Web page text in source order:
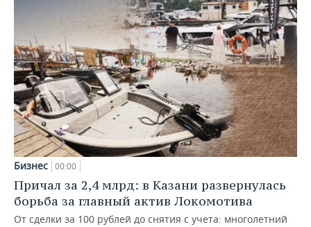
Бизнес 00:00
Причал за 2,4 млрд: в Казани развернулась
борьба за главный актив Локомотива
От сделки за 100 рублей до снятия с учета: многолетний